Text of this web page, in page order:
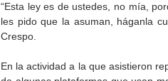
“Esta ley es de ustedes, no mía,
les pido que la asuman, háganla
Crespo.
En la actividad a la que asistieron